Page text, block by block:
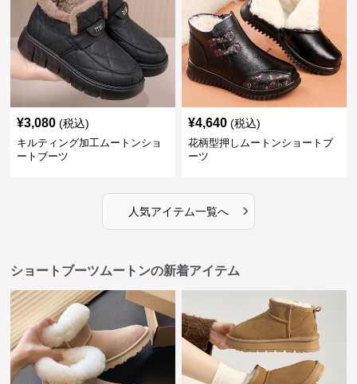
¥3,080 (税込)
キルティング加工ムートンショ
ートブーツ
¥4,640 (税込)
花柄型押しムートンショートブ
ーツ
人気アイテム一覧へ ›
ショートブーツムートンの新着アイテム